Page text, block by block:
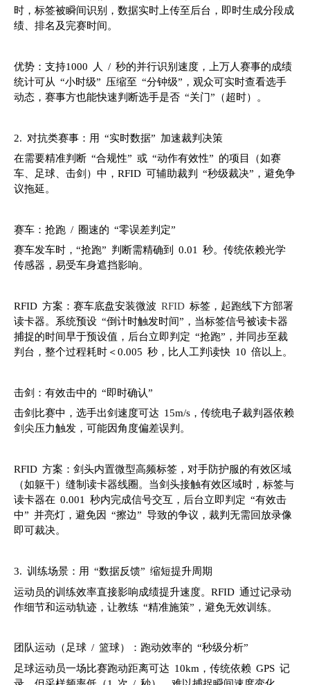
时，标签被瞬间识别，数据实时上传至后台，即时生成分段成
绩、排名及完赛时间。
优势：支持1000 人 / 秒的并行识别速度，上万人赛事的成绩
统计可从 “小时级” 压缩至 “分钟级”，观众可实时查看选手
动态，赛事方也能快速判断选手是否 “关门”（超时）。
2. 对抗类赛事：用 “实时数据” 加速裁判决策
在需要精准判断 “合规性” 或 “动作有效性” 的项目（如赛
车、足球、击剑）中，RFID 可辅助裁判 “秒级裁决”，避免争
议拖延。
赛车：抢跑 / 圈速的 “零误差判定”
赛车发车时，“抢跑” 判断需精确到 0.01 秒。传统依赖光学
传感器，易受车身遮挡影响。
RFID 方案：赛车底盘安装微波RFID 标签，起跑线下方部署
读卡器。系统预设 “倒计时触发时间”，当标签信号被读卡器
捕捉的时间早于预设值，后台立即判定 “抢跑”，并同步至裁
判台，整个过程耗时＜0.005 秒，比人工判读快 10 倍以上。
击剑：有效击中的 “即时确认”
击剑比赛中，选手出剑速度可达 15m/s，传统电子裁判器依赖
剑尖压力触发，可能因角度偏差误判。
RFID 方案：剑头内置微型高频标签，对手防护服的有效区域
（如躯干）缝制读卡器线圈。当剑头接触有效区域时，标签与
读卡器在 0.001 秒内完成信号交互，后台立即判定 “有效击
中” 并亮灯，避免因 “擦边” 导致的争议，裁判无需回放录像
即可裁决。
3. 训练场景：用 “数据反馈” 缩短提升周期
运动员的训练效率直接影响成绩提升速度。RFID 通过记录动
作细节和运动轨迹，让教练 “精准施策”，避免无效训练。
团队运动（足球 / 篮球）：跑动效率的 “秒级分析”
足球运动员一场比赛跑动距离可达 10km，传统依赖 GPS 记
录，但采样频率低（1 次 / 秒），难以捕捉瞬间速度变化。